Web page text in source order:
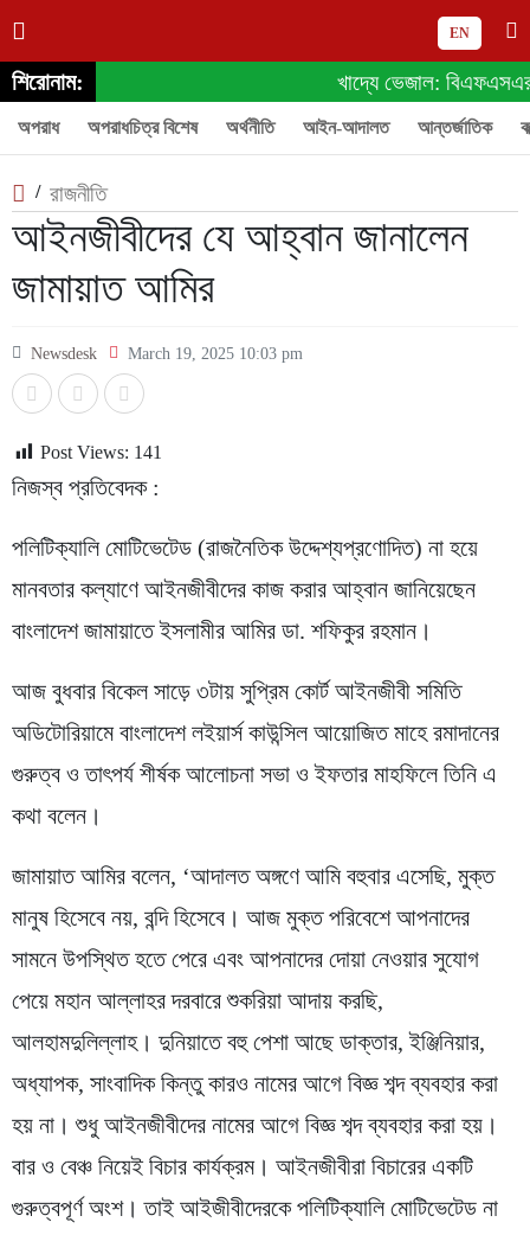
EN
শিরোনাম: খাদ্যে ভেজাল: বিএফএসএর
অপরাধ অপরাধচিত্র বিশেষ অর্থনীতি আইন-আদালত আন্তর্জাতিক
/ রাজনীতি
আইনজীবীদের যে আহ্বান জানালেন
জামায়াত আমির
Newsdesk March 19, 2025 10:03 pm
Post Views: 141
নিজস্ব প্রতিবেদক :
পলিটিক্যালি মোটিভেটেড (রাজনৈতিক উদ্দেশ্যপ্রণোদিত) না হয়ে
মানবতার কল্যাণে আইনজীবীদের কাজ করার আহ্বান জানিয়েছেন
বাংলাদেশ জামায়াতে ইসলামীর আমির ডা. শফিকুর রহমান।
আজ বুধবার বিকেল সাড়ে ৩টায় সুপ্রিম কোর্ট আইনজীবী সমিতি
অডিটোরিয়ামে বাংলাদেশ লইয়ার্স কাউন্সিল আয়োজিত মাহে রমাদানের
গুরুত্ব ও তাৎপর্য শীর্ষক আলোচনা সভা ও ইফতার মাহফিলে তিনি এ
কথা বলেন।
জামায়াত আমির বলেন, ‘আদালত অঙ্গণে আমি বহুবার এসেছি, মুক্ত
মানুষ হিসেবে নয়, বন্দি হিসেবে। আজ মুক্ত পরিবেশে আপনাদের
সামনে উপস্থিত হতে পেরে এবং আপনাদের দোয়া নেওয়ার সুযোগ
পেয়ে মহান আল্লাহর দরবারে শুকরিয়া আদায় করছি,
আলহামদুলিল্লাহ। দুনিয়াতে বহু পেশা আছে ডাক্তার, ইঞ্জিনিয়ার,
অধ্যাপক, সাংবাদিক কিন্তু কারও নামের আগে বিজ্ঞ শব্দ ব্যবহার করা
হয় না। শুধু আইনজীবীদের নামের আগে বিজ্ঞ শব্দ ব্যবহার করা হয়।
বার ও বেঞ্চ নিয়েই বিচার কার্যক্রম। আইনজীবীরা বিচারের একটি
গুরুত্বপূর্ণ অংশ। তাই আইজীবীদেরকে পলিটিক্যালি মোটিভেটেড না